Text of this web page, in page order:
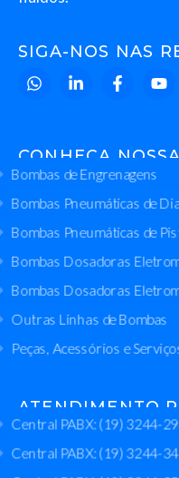
SIGA-NOS NAS
CONHEÇA
Bombas de Engrenagens
Bombas Pneumáticas de
Bombas Pneumáticas de
Bombas Dosadoras
Bombas Dosadoras
Outras Linhas de Bombas
Peças, Acessórios e
ATENDIMENTO
Central PABX: (19) 3244-
Central PABX: (19) 3244-